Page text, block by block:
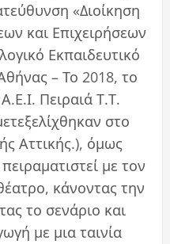
«Διοίκηση
και Επιχειρήσεων
Εκπαιδευτικό
– Το 2018, το
Πειραιά Τ.Τ.
στο
Αττικής.), όμως
με τον
κάνοντας την
το σενάριο και
με μια ταινία